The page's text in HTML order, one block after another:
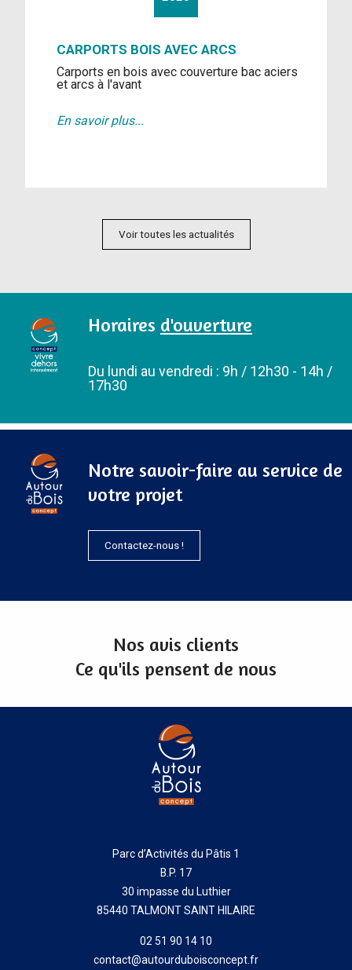
CARPORTS BOIS AVEC ARCS
Carports en bois avec couverture bac aciers
et arcs à l'avant
En savoir plus...
Voir toutes les actualités
Horaires d'ouverture
Du lundi au vendredi : 9h / 12h30 - 14h /
17h30
Notre savoir-faire au service de
votre projet
Contactez-nous !
Nos avis clients
Ce qu'ils pensent de nous
Parc d’Activités du Pâtis 1
B.P. 17
30 impasse du Luthier
85440 TALMONT SAINT HILAIRE
02 51 90 14 10
contact@autourduboisconcept.fr